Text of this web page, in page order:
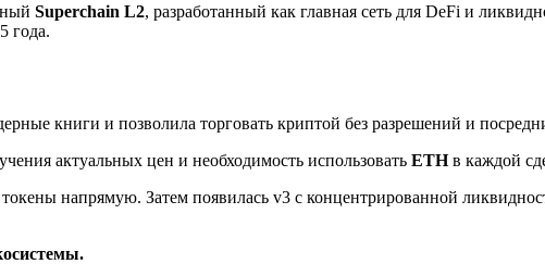
Superchain L2, разработанный как главная сеть для DeFi и
года.
книги и позволила торговать криптой без разрешений и
актуальных цен и необходимость использовать ETHв каждой
напрямую. Затем появилась v3 с концентрированной